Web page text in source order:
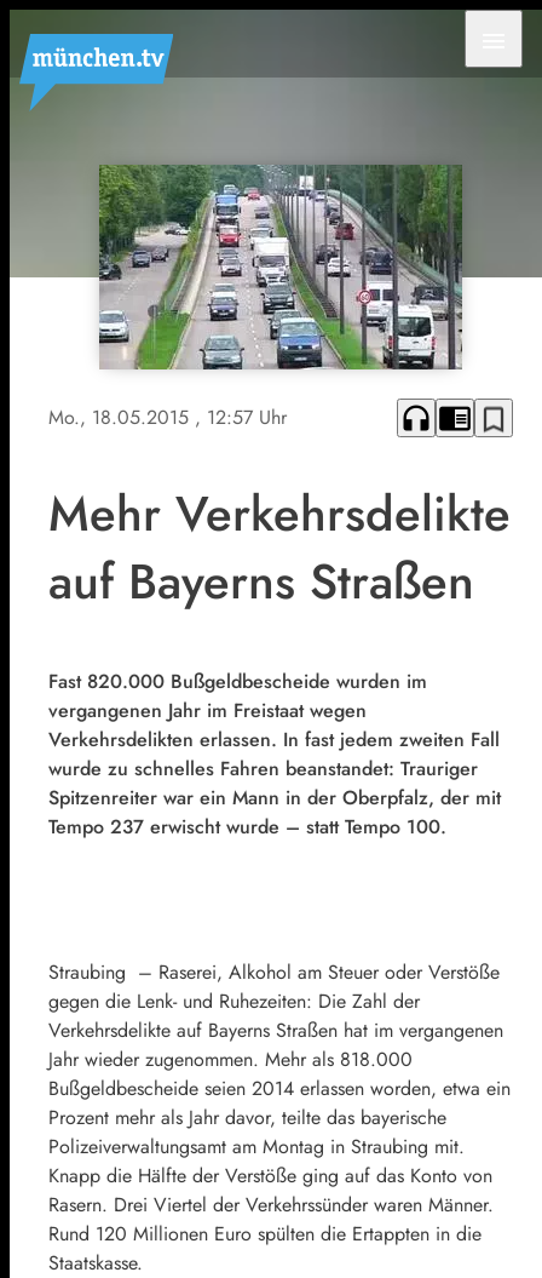
Mo., 18.05.2015 , 12:57 Uhr headphones chrome_reader_mode bookmark_border
Mehr Verkehrsdelikte
auf Bayerns Straßen
Fast 820.000 Bußgeldbescheide wurden im
vergangenen Jahr im Freistaat wegen
Verkehrsdelikten erlassen. In fast jedem zweiten Fall
wurde zu schnelles Fahren beanstandet: Trauriger
Spitzenreiter war ein Mann in der Oberpfalz, der mit
Tempo 237 erwischt wurde – statt Tempo 100.
Straubing – Raserei, Alkohol am Steuer oder Verstöße
gegen die Lenk- und Ruhezeiten: Die Zahl der
Verkehrsdelikte auf Bayerns Straßen hat im vergangenen
Jahr wieder zugenommen. Mehr als 818.000
Bußgeldbescheide seien 2014 erlassen worden, etwa ein
Prozent mehr als Jahr davor, teilte das bayerische
Polizeiverwaltungsamt am Montag in Straubing mit.
Knapp die Hälfte der Verstöße ging auf das Konto von
Rasern. Drei Viertel der Verkehrssünder waren Männer.
Rund 120 Millionen Euro spülten die Ertappten in die
Staatskasse.